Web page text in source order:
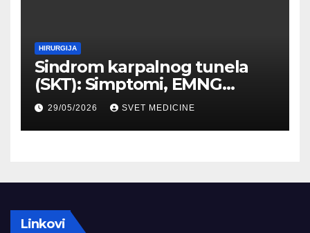
HIRURGIJA
Sindrom karpalnog tunela
(SKT): Simptomi, EMNG
dijagnostika i lečenje
29/05/2026 SVET MEDICINE
Linkovi